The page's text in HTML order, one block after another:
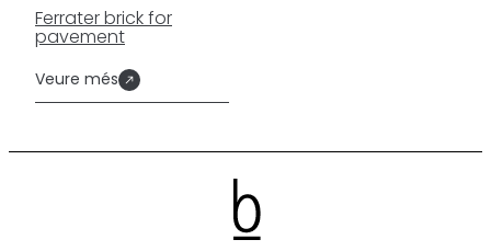
Ferrater brick for
pavement
Veure més